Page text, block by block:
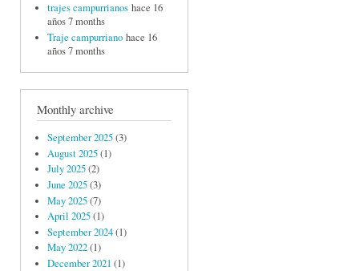
trajes campurrianos hace 16
años 7 months
Traje campurriano hace 16
años 7 months
Monthly archive
September 2025(3)
August 2025(1)
July 2025(2)
June 2025(3)
May 2025(7)
April 2025(1)
September 2024(1)
May 2022(1)
December 2021 (1)